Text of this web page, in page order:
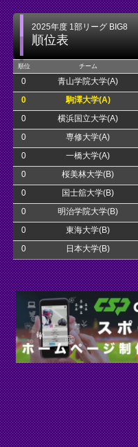
2025年度 1部リーグ BIG8
順位表
順位 チーム
0 青山学院大学(A)
0 駒澤大学(A)
0 横浜国立大学(A)
0 専修大学(A)
0 一橋大学(A)
0 桜美林大学(B)
0 国士舘大学(B)
0 明治学院大学(B)
0 東海大学(B)
0 日本大学(B)